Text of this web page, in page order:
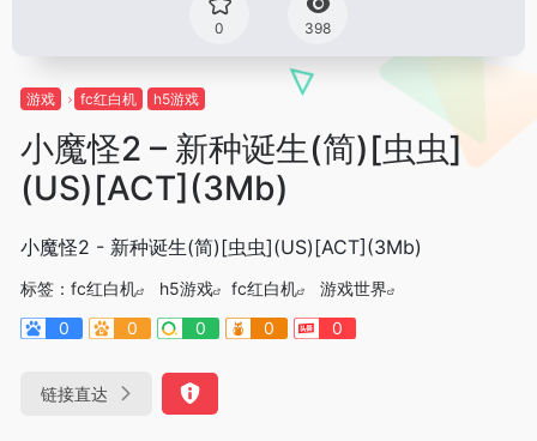
0 398
游戏 fc红白机 h5游戏
小魔怪2 – 新种诞生(简)[虫虫]
(US)[ACT](3Mb)
小魔怪2 - 新种诞生(简)[虫虫](US)[ACT](3Mb)
标签： fc红白机 h5游戏 fc红白机
游戏世界
0
0 0 0 0
链接直达